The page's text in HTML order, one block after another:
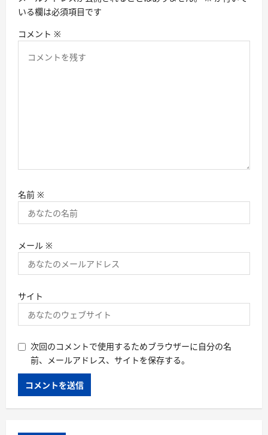
いる欄は必須項目です
コメント ※
名前 ※
メール ※
サイト
次回のコメントで使用するためブラウザーに自分の名
前、メールアドレス、サイトを保存する。